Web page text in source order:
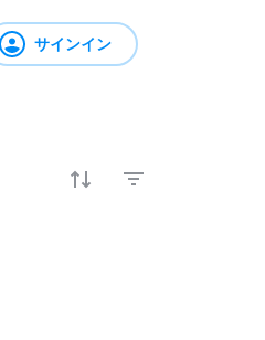
サインイン